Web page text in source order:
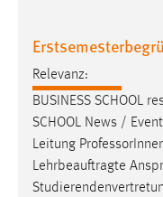
Relevanz:
BUSINESS SCHOOL
SCHOOL News /
Leitung Professor
Lehrbeauftragte